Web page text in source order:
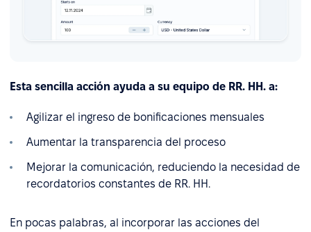
Esta sencilla acción ayuda a su equipo de RR. HH. a:
Agilizar el ingreso de bonificaciones mensuales
Aumentar la transparencia del proceso
Mejorar la comunicación, reduciendo la necesidad de
recordatorios constantes de RR. HH.
En pocas palabras, al incorporar las acciones del